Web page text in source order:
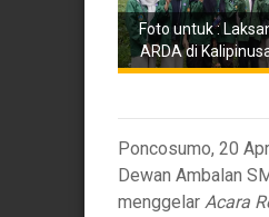
Foto untuk :
ARDA di
Poncosumo, 20
Dewan Ambalan
menggelar Acara